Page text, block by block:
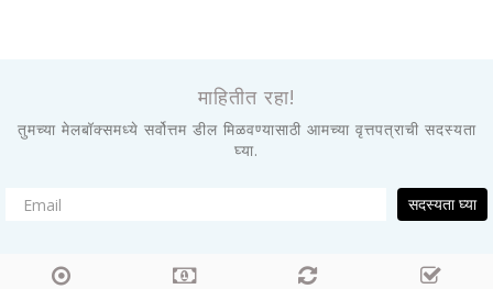
माहितीत रहा!
तुमच्या मेलबॉक्समध्ये सर्वोत्तम डील मिळवण्यासाठी आमच्या वृत्तपत्राची सदस्यता
घ्या.
सदस्यता घ्या